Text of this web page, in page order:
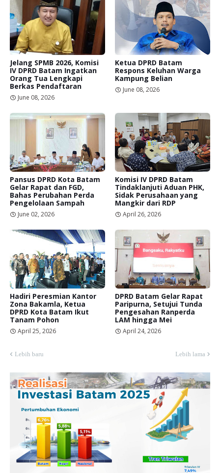
Jelang SPMB 2026, Komisi
IV DPRD Batam Ingatkan
Orang Tua Lengkapi
Berkas Pendaftaran
June 08, 2026
Ketua DPRD Batam
Respons Keluhan Warga
Kampung Belian
June 08, 2026
Pansus DPRD Kota Batam
Gelar Rapat dan FGD,
Bahas Perubahan Perda
Pengelolaan Sampah
June 02, 2026
Komisi IV DPRD Batam
Tindaklanjuti Aduan PHK,
Sidak Perusahaan yang
Mangkir dari RDP
April 26, 2026
Hadiri Peresmian Kantor
Zona Bakamla, Ketua
DPRD Kota Batam Ikut
Tanam Pohon
April 25, 2026
DPRD Batam Gelar Rapat
Paripurna, Setujui Tunda
Pengesahan Ranperda
LAM hingga Mei
April 24, 2026
Lebih baru Lebih lama